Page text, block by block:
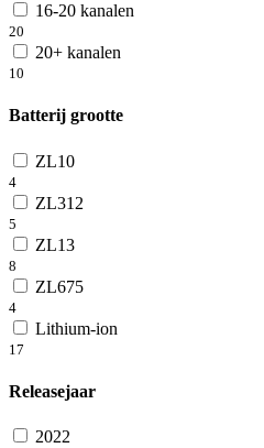
16-20 kanalen
20
20+ kanalen
10
Batterij grootte
ZL10
4
ZL312
5
ZL13
8
ZL675
4
Lithium-ion
17
Releasejaar
2022